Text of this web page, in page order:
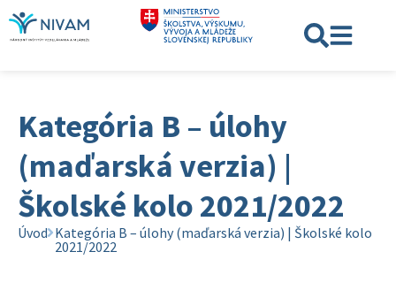
Kategória B – úlohy
(maďarská verzia) |
Školské kolo 2021/2022
Úvod Kategória B – úlohy (maďarská verzia) | Školské kolo
2021/2022